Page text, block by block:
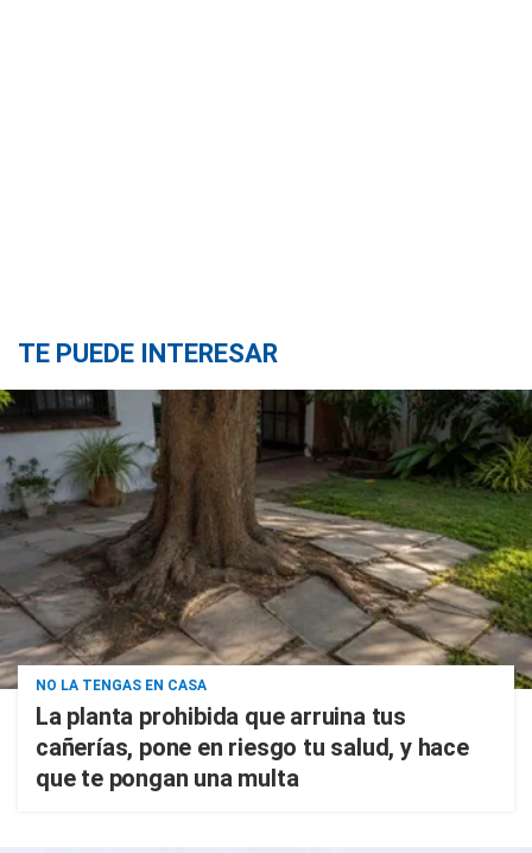
TE PUEDE INTERESAR
NO LA TENGAS EN CASA
La planta prohibida que arruina tus
cañerías, pone en riesgo tu salud, y hace
que te pongan una multa